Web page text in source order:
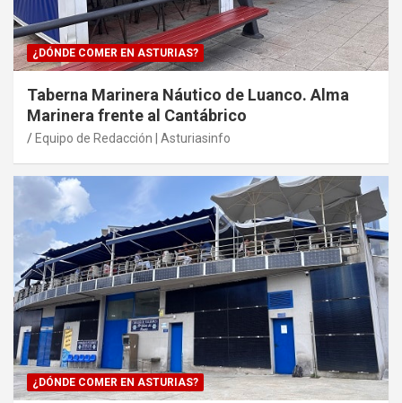
¿DÓNDE COMER EN ASTURIAS?
Taberna Marinera Náutico de Luanco. Alma
Marinera frente al Cantábrico
Equipo de Redacción | Asturiasinfo
¿DÓNDE COMER EN ASTURIAS?